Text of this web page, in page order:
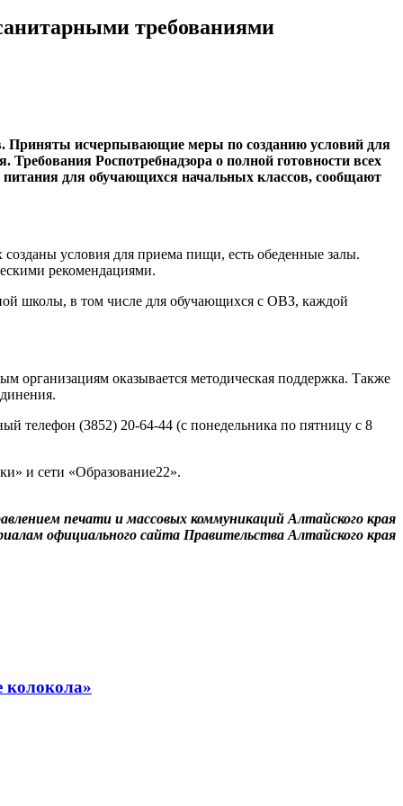
требованиями
Приняты исчерпывающие меры по созданию условий для
Роспотребнадзора о полной готовности всех
для обучающихся начальных классов, сообщают
условия для приема пищи, есть обеденные залы.
рекомендациями.
школы, в том числе для обучающихся с ОВЗ, каждой
организациям оказывается методическая поддержка. Также
телефон (3852) 20-64-44 (с понедельника по пятницу с 8
и сети «Образование22».
печати и массовых коммуникаций Алтайского края
официального сайта Правительства Алтайского края
колокола»